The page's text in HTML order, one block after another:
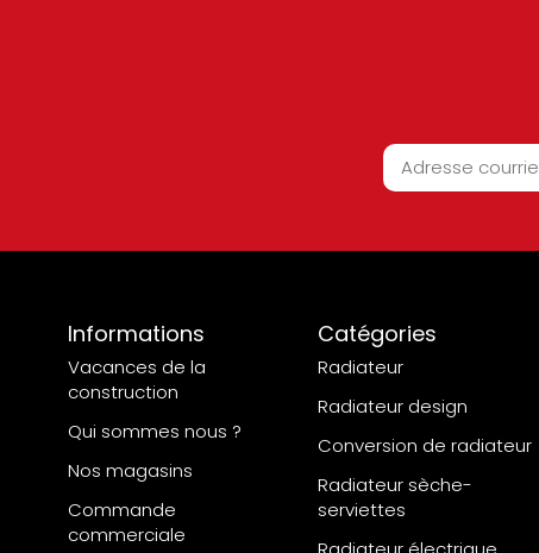
Informations
Vacances de la
construction
Qui sommes nous ?
Nos magasins
Commande
commerciale
Catégories
Radiateur
Radiateur design
Conversion de radiateur
Radiateur sèche-
serviettes